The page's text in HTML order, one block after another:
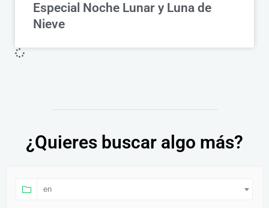
Especial Noche Lunar y Luna de
Nieve
¿Quieres buscar algo más?
en